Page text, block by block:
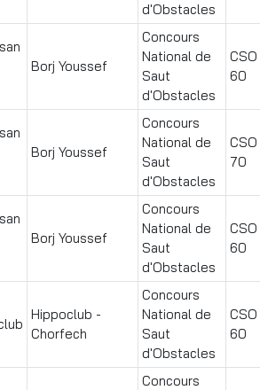
d'Obstacles
Borj Youssef
Concours
National de
Saut
d'Obstacles
60
Borj Youssef
Concours
National de
Saut
d'Obstacles
70
Borj Youssef
Concours
National de
Saut
d'Obstacles
60
Hippoclub -
Chorfech
Concours
National de
Saut
d'Obstacles
60
Concours